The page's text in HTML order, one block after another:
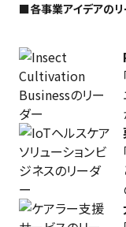
■各事業アイデアのリ